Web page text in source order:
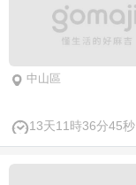
中山區
13天11時36分45秒